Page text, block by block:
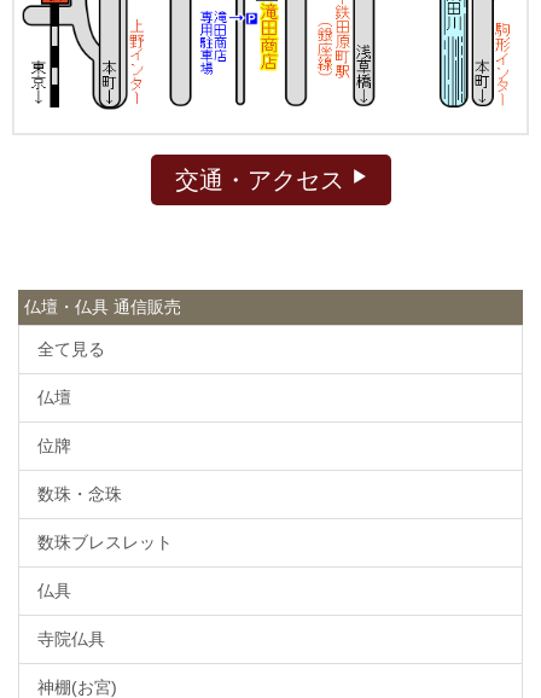
交通・アクセス
仏壇・仏具 通信販売
全て見る
仏壇
位牌
数珠・念珠
数珠ブレスレット
仏具
寺院仏具
神棚(お宮)